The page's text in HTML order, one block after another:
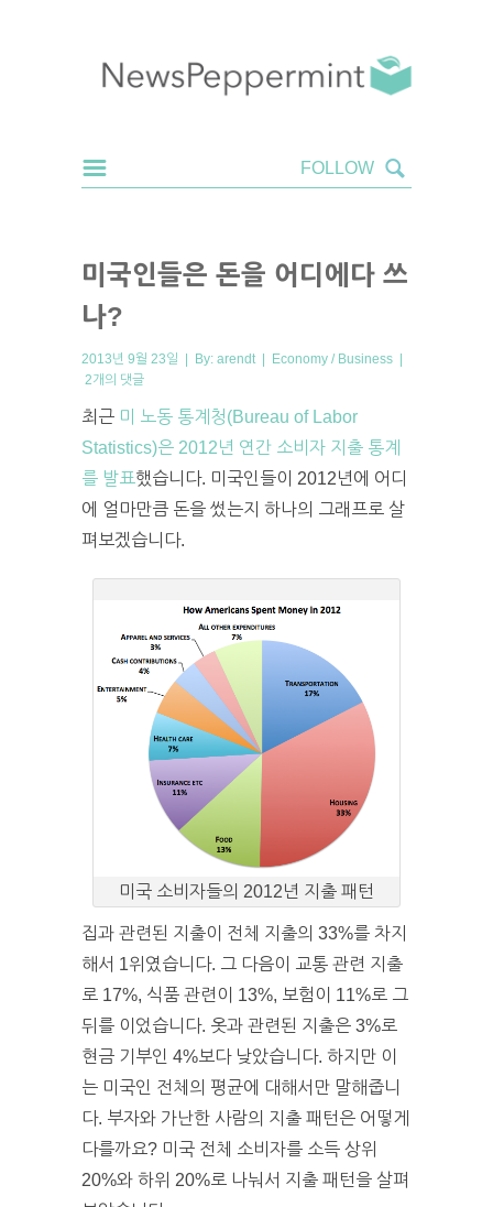
미국인들은 돈을 어디에다 쓰
나?
2013년 9월 23일 | By: arendt | Economy / Business |
2개의 댓글
최근 미 노동 통계청(Bureau of Labor
Statistics)은 2012년 연간 소비자 지출 통계
를 발표했습니다. 미국인들이 2012년에 어디
에 얼마만큼 돈을 썼는지 하나의 그래프로 살
펴보겠습니다.
미국 소비자들의 2012년 지출 패턴
집과 관련된 지출이 전체 지출의 33%를 차지
해서 1위였습니다. 그 다음이 교통 관련 지출
로 17%, 식품 관련이 13%, 보험이 11%로 그
뒤를 이었습니다. 옷과 관련된 지출은 3%로
현금 기부인 4%보다 낮았습니다. 하지만 이
는 미국인 전체의 평균에 대해서만 말해줍니
다. 부자와 가난한 사람의 지출 패턴은 어떻게
다를까요? 미국 전체 소비자를 소득 상위
20%와 하위 20%로 나눠서 지출 패턴을 살펴